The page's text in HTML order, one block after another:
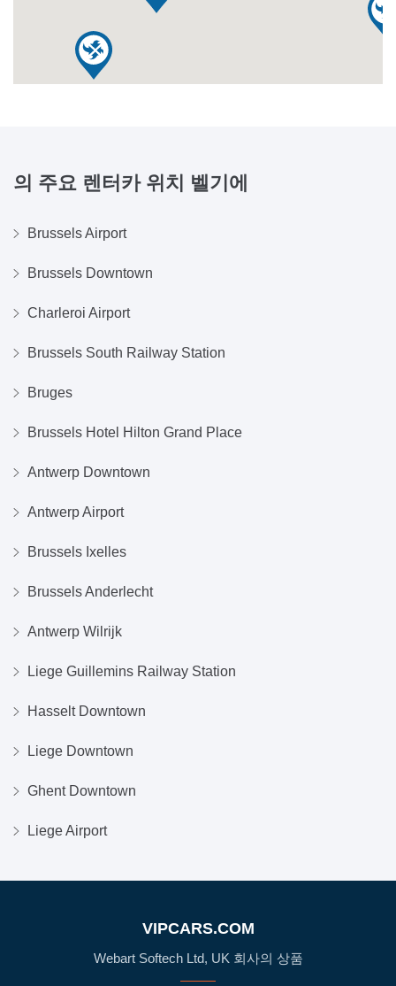
의 주요 렌터카 위치 벨기에
Brussels Airport
Brussels Downtown
Charleroi Airport
Brussels South Railway Station
Bruges
Brussels Hotel Hilton Grand Place
Antwerp Downtown
Antwerp Airport
Brussels Ixelles
Brussels Anderlecht
Antwerp Wilrijk
Liege Guillemins Railway Station
Hasselt Downtown
Liege Downtown
Ghent Downtown
Liege Airport
VIPCARS.COM
Webart Softech Ltd, UK 회사의 상품